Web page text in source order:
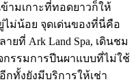
ามเกาะที่ทอดยาวก็ให้
ไม่น้อย จุดเด่นของที่นี่คือ
ที่ Ark Land Spa, เดินชม
จกรรมการปีนผาแบบที่ไม่ใช้
กทั้งยังมีบริการให้เช่า